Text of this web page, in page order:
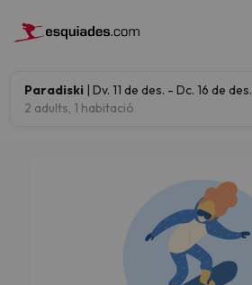
Paradiski | Dv. 11 de des. - Dc. 16 de des.
2 adults, 1 habitació